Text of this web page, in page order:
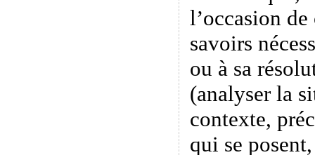
l’occasion
savoirs
ou à sa
(analyser la
contexte,
qui se